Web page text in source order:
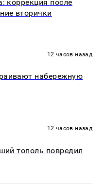
коррекция после
вторички
12 часов назад
набережную
12 часов назад
тополь повредил